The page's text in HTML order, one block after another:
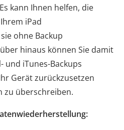
kann Ihnen helfen, die
iPad
ohne Backup
hinaus können Sie damit
und iTunes-Backups
Gerät zurückzusetzen
zu überschreiben.